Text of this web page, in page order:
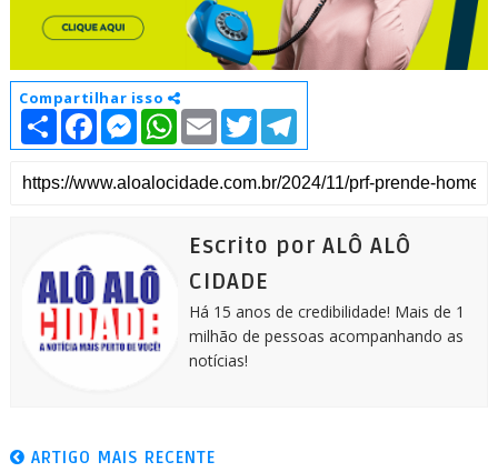
Compartilhar isso
S
h
a
e
F
c
b
M
e
s
e
W
h
a
t
s
E
m
a
l
T
i
t
t
T
l
e
g
m
Escrito por ALÔ ALÔ
CIDADE
Há 15 anos de credibilidade! Mais de 1
milhão de pessoas acompanhando as
notícias!
ARTIGO MAIS RECENTE